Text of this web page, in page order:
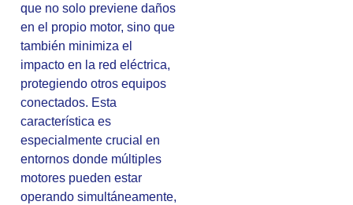
que no solo previene daños
en el propio motor, sino que
también minimiza el
impacto en la red eléctrica,
protegiendo otros equipos
conectados. Esta
característica es
especialmente crucial en
entornos donde múltiples
motores pueden estar
operando simultáneamente,